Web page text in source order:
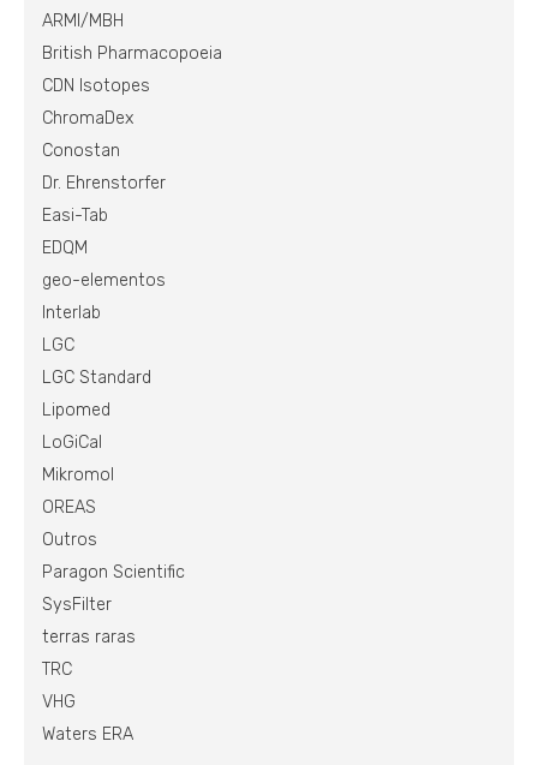
ARMI/MBH
British Pharmacopoeia
CDN Isotopes
ChromaDex
Conostan
Dr. Ehrenstorfer
Easi-Tab
EDQM
geo-elementos
Interlab
LGC
LGC Standard
Lipomed
LoGiCal
Mikromol
OREAS
Outros
Paragon Scientific
SysFilter
terras raras
TRC
VHG
Waters ERA